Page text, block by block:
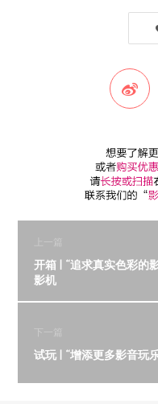
上一篇
开箱 | “追求真实色彩的
影机
下一篇
试玩 | “增添更多影音玩